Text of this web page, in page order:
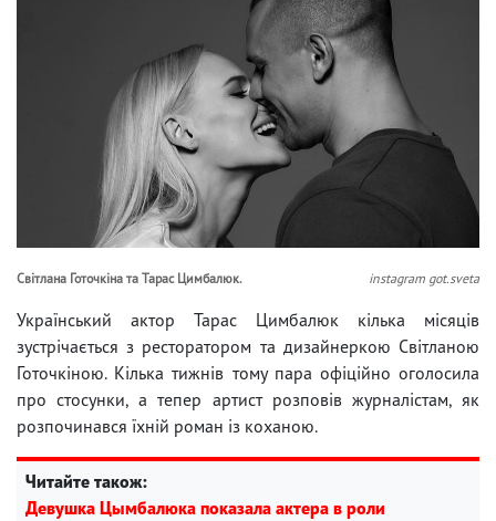
Світлана Готочкіна та Тарас Цимбалюк. instagram got.sveta
Український актор Тарас Цимбалюк кілька місяців
зустрічається з ресторатором та дизайнеркою Світланою
Готочкіною. Кілька тижнів тому пара офіційно оголосила
про стосунки, а тепер артист розповів журналістам, як
розпочинався їхній роман із коханою.
Читайте також:
Девушка Цымбалюка показала актера в роли